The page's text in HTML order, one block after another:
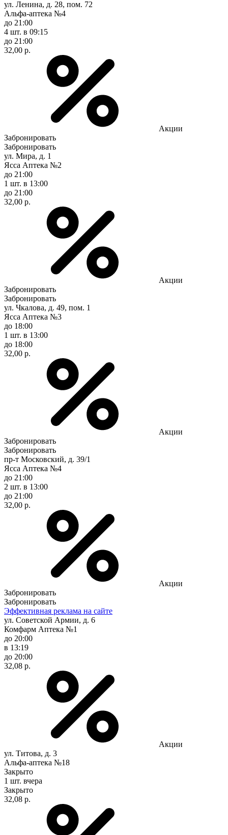
ул. Ленина, д. 28, пом. 72
Альфа-аптека №4
до 21:00
4 шт. в 09:15
до 21:00
32,00 р.
Акции
Забронировать
Забронировать
ул. Мира, д. 1
Ясса Аптека №2
до 21:00
1 шт. в 13:00
до 21:00
32,00 р.
Акции
Забронировать
Забронировать
ул. Чкалова, д. 49, пом. 1
Ясса Аптека №3
до 18:00
1 шт. в 13:00
до 18:00
32,00 р.
Акции
Забронировать
Забронировать
пр-т Московский, д. 39/1
Ясса Аптека №4
до 21:00
2 шт. в 13:00
до 21:00
32,00 р.
Акции
Забронировать
Забронировать
Эффективная реклама на сайте
ул. Советской Армии, д. 6
Комфарм Аптека №1
до 20:00
в 13:19
до 20:00
32,08 р.
Акции
ул. Титова, д. 3
Альфа-аптека №18
Закрыто
1 шт. вчера
Закрыто
32,08 р.